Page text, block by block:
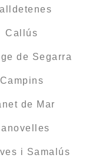
Callús
de Segarra
de Mar
i Samalús